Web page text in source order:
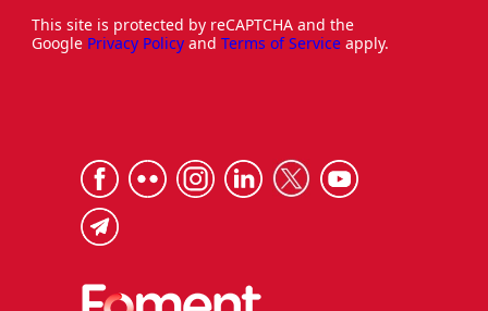
This site is protected by reCAPTCHA and the
Google Privacy Policy and Terms of Service apply.